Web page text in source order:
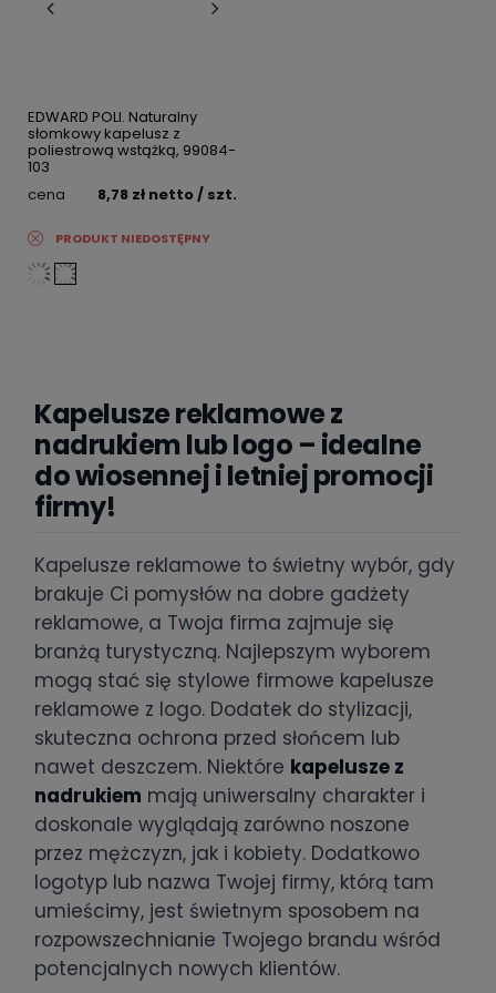
EDWARD POLI. Naturalny
słomkowy kapelusz z
poliestrową wstążką, 99084-
103
cena
8,78 zł netto/ szt.
PRODUKT NIEDOSTĘPNY
Kapelusze reklamowe z
nadrukiem lub logo – idealne
do wiosennej i letniej promocji
firmy!
Kapelusze reklamowe to świetny wybór, gdy
brakuje Ci pomysłów na dobre gadżety
reklamowe, a Twoja firma zajmuje się
branżą turystyczną. Najlepszym wyborem
mogą stać się stylowe firmowe kapelusze
reklamowe z logo. Dodatek do stylizacji,
skuteczna ochrona przed słońcem lub
nawet deszczem. Niektóre kapelusze z
nadrukiem mają uniwersalny charakter i
doskonale wyglądają zarówno noszone
przez mężczyzn, jak i kobiety. Dodatkowo
logotyp lub nazwa Twojej firmy, którą tam
umieścimy, jest świetnym sposobem na
rozpowszechnianie Twojego brandu wśród
potencjalnych nowych klientów.